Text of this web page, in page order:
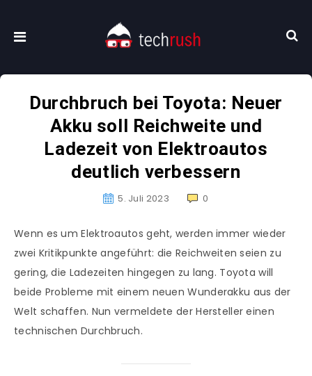
Durchbruch bei Toyota: Neuer
Akku soll Reichweite und
Ladezeit von Elektroautos
deutlich verbessern
5. Juli 2023 0
Wenn es um Elektroautos geht, werden immer wieder
zwei Kritikpunkte angeführt: die Reichweiten seien zu
gering, die Ladezeiten hingegen zu lang. Toyota will
beide Probleme mit einem neuen Wunderakku aus der
Welt schaffen. Nun vermeldete der Hersteller einen
technischen Durchbruch.